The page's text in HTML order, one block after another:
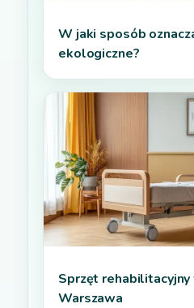
W jaki sposób
ekologiczne?
Sprzęt
Warszawa